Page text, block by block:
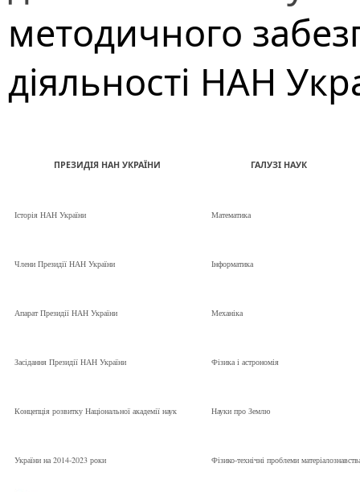
методичного
діяльності НАН
ПРЕЗИДІЯ НАН УКРАЇНИ
Історія НАН України
Члени Президії НАН України
Апарат Президії НАН України
Засідання Президії НАН України
Концепція розвитку Національної академії наук
України на 2014-2023 роки
ГАЛУЗІ НАУК
Математика
Інформатика
Механіка
Фізика і астрономія
Науки про Землю
Фізико-технічні проблеми